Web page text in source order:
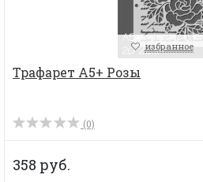
избранное
Трафарет А5+ Розы
(0)
358 руб.